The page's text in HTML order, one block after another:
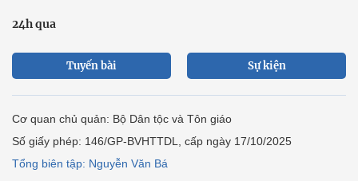
24h qua
Tuyến bài Sự kiện
Cơ quan chủ quản: Bộ Dân tộc và Tôn giáo
Số giấy phép: 146/GP-BVHTTDL, cấp ngày 17/10/2025
Tổng biên tập: Nguyễn Văn Bá